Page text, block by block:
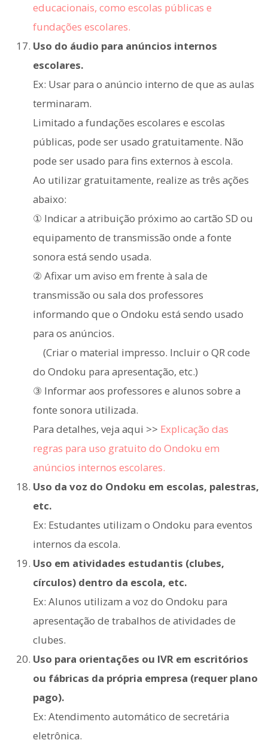
educacionais, como escolas públicas e
fundações escolares.
Uso do áudio para anúncios internos
escolares.
Ex: Usar para o anúncio interno de que as aulas
terminaram.
Limitado a fundações escolares e escolas
públicas, pode ser usado gratuitamente. Não
pode ser usado para fins externos à escola.
Ao utilizar gratuitamente, realize as três ações
abaixo:
① Indicar a atribuição próximo ao cartão SD ou
equipamento de transmissão onde a fonte
sonora está sendo usada.
② Afixar um aviso em frente à sala de
transmissão ou sala dos professores
informando que o Ondoku está sendo usado
para os anúncios.
(Criar o material impresso. Incluir o QR code
do Ondoku para apresentação, etc.)
③ Informar aos professores e alunos sobre a
fonte sonora utilizada.
Para detalhes, veja aqui >> Explicação das
regras para uso gratuito do Ondoku em
anúncios internos escolares.
Uso da voz do Ondoku em escolas, palestras,
etc.
Ex: Estudantes utilizam o Ondoku para eventos
internos da escola.
Uso em atividades estudantis (clubes,
círculos) dentro da escola, etc.
Ex: Alunos utilizam a voz do Ondoku para
apresentação de trabalhos de atividades de
clubes.
Uso para orientações ou IVR em escritórios
ou fábricas da própria empresa (requer plano
pago).
Ex: Atendimento automático de secretária
eletrônica.